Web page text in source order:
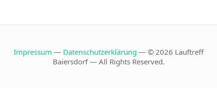
Impressum — Datenschutzerklärung — © 2026 Lauftreff
Baiersdorf — All Rights Reserved.